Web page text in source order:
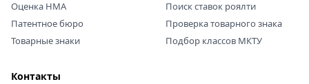
Оценка НМА
Патентное бюро
Товарные знаки
Поиск ставок роялти
Проверка товарного знака
Подбор классов МКТУ
Контакты